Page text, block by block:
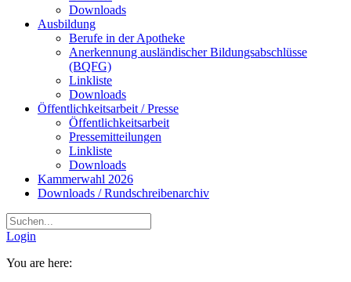
Downloads
Ausbildung
Berufe in der Apotheke
Anerkennung ausländischer Bildungsabschlüsse
(BQFG)
Linkliste
Downloads
Öffentlichkeitsarbeit / Presse
Öffentlichkeitsarbeit
Pressemitteilungen
Linkliste
Downloads
Kammerwahl 2026
Downloads / Rundschreibenarchiv
Login
You are here: